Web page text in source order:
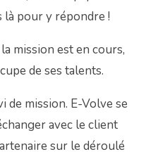
pour y répondre !
mission est en cours,
de ses talents.
de mission. E-Volve se
avec le client
sur le déroulé